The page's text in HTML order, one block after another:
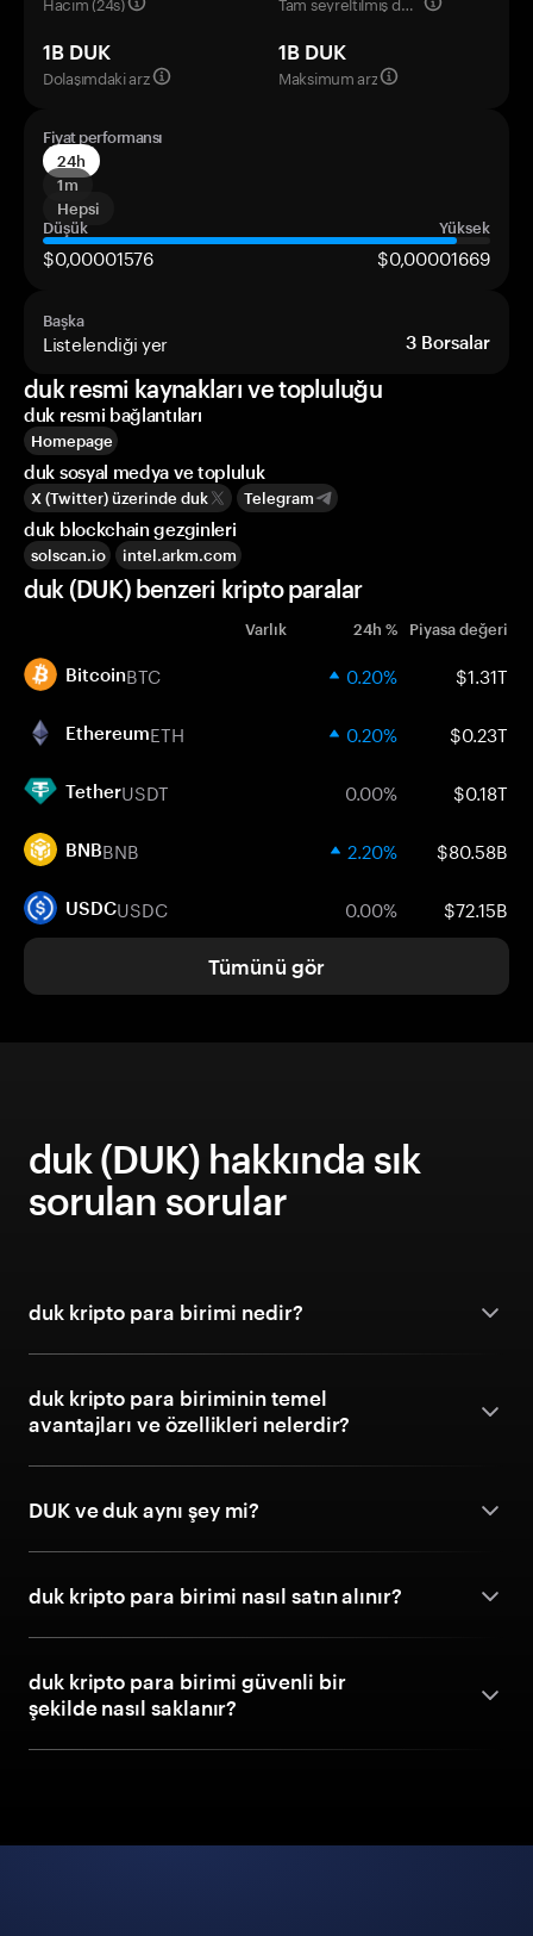
1B DUK
Dolaşımdaki arz
1B DUK
Maksimum arz
Fiyat performansı
24h
1m
Hepsi
Düşük
Yüksek
$0,00001576 $0,00001669
Başka
Listelendiği yer 3 Borsalar
duk resmi kaynakları ve topluluğu
duk resmi bağlantıları
Homepage
duk sosyal medya ve topluluk
X (Twitter) üzerinde duk Telegram
duk blockchain gezginleri
solscan.io intel.arkm.com
duk (DUK) benzeri kripto paralar
Varlık 24h % Piyasa değeri
BitcoinBTC 0.20% $1.31T
EthereumETH 0.20% $0.23T
TetherUSDT 0.00% $0.18T
BNBBNB 2.20% $80.58B
USDCUSDC 0.00% $72.15B
Tümünü gör
duk (DUK) hakkında sık
sorulan sorular
duk kripto para birimi nedir?
duk kripto para biriminin temel
avantajları ve özellikleri nelerdir?
DUK ve duk aynı şey mi?
duk kripto para birimi nasıl satın alınır?
duk kripto para birimi güvenli bir
şekilde nasıl saklanır?